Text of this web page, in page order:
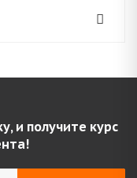
и получите курс